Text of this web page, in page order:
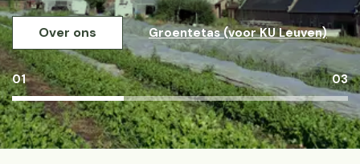
Over ons Groentetas (voor KU Leuven)
01 03